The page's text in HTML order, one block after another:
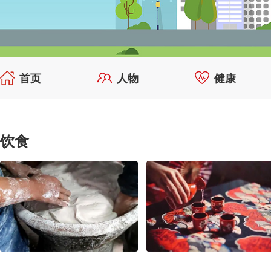
首页 人物 健康
饮食